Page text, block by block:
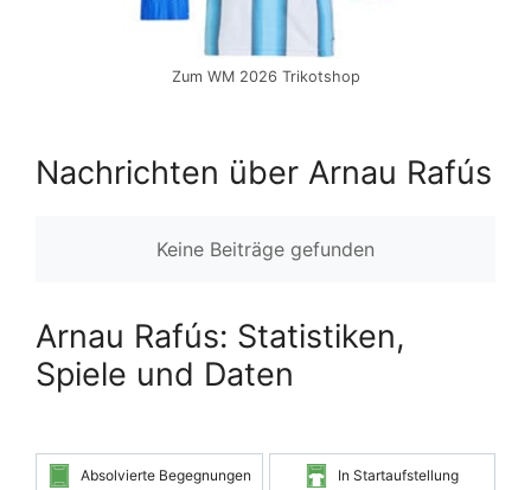
Zum WM 2026 Trikotshop
Nachrichten über Arnau Rafús
Keine Beiträge gefunden
Arnau Rafús: Statistiken,
Spiele und Daten
Absolvierte Begegnungen In Startaufstellung